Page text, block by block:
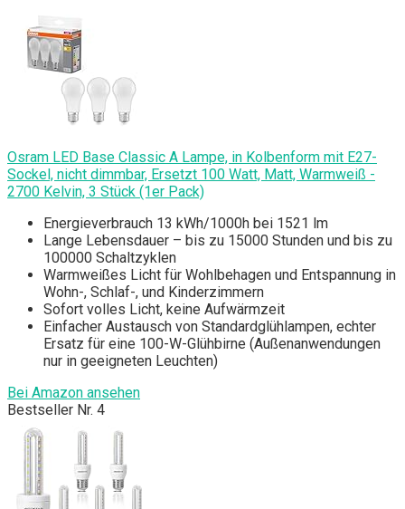
Osram LED Base Classic A Lampe, in Kolbenform mit E27-
Sockel, nicht dimmbar, Ersetzt 100 Watt, Matt, Warmweiß -
2700 Kelvin, 3 Stück (1er Pack)
Energieverbrauch 13 kWh/1000h bei 1521 lm
Lange Lebensdauer – bis zu 15000 Stunden und bis zu
100000 Schaltzyklen
Warmweißes Licht für Wohlbehagen und Entspannung in
Wohn-, Schlaf-, und Kinderzimmern
Sofort volles Licht, keine Aufwärmzeit
Einfacher Austausch von Standardglühlampen, echter
Ersatz für eine 100-W-Glühbirne (Außenanwendungen
nur in geeigneten Leuchten)
Bei Amazon ansehen
Bestseller Nr. 4